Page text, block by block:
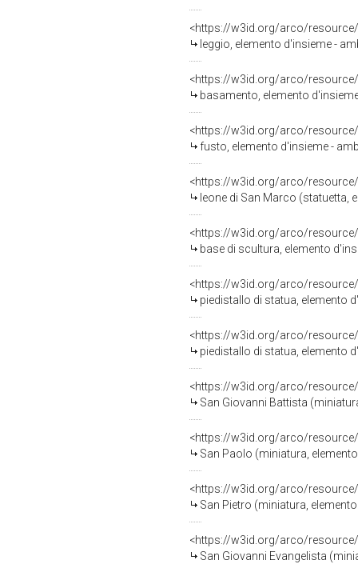
<https://w3id.org/arco/
leggio, elemento d'insieme -
<https://w3id.org/arco/
basamento, elemento
<https://w3id.org/arco/
fusto, elemento d'insieme -
<https://w3id.org/arco/
leone di San Marco (statuetta,
<https://w3id.org/arco/
base di scultura, elemento
<https://w3id.org/arco/
piedistallo di statua, elemento
<https://w3id.org/arco/
piedistallo di statua, elemento
<https://w3id.org/arco/
San Giovanni Battista
<https://w3id.org/arco/
San Paolo (miniatura,
<https://w3id.org/arco/
San Pietro (miniatura,
<https://w3id.org/arco/
San Giovanni Evangelista